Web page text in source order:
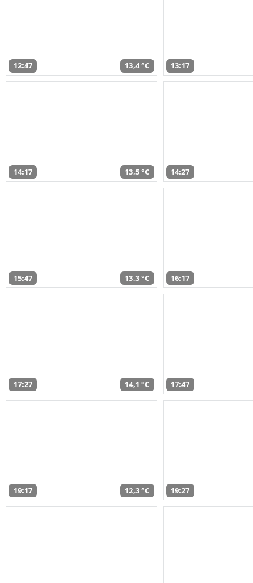
12:47 13,4 °C 13:17
14:17 13,5 °C 14:27
15:47 13,3 °C 16:17
17:27 14,1 °C 17:47
19:17 12,3 °C 19:27